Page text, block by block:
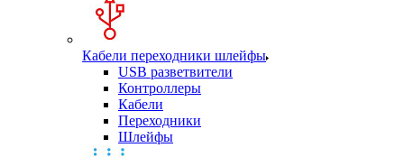
Кабели переходники шлейфы
USB разветвители
Контроллеры
Кабели
Переходники
Шлейфы